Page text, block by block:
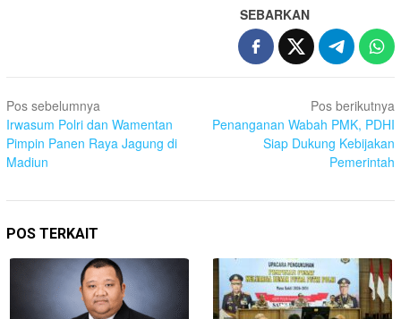
SEBARKAN
Navigasi
pos
Pos sebelumnya
Irwasum Polri dan Wamentan
Pimpin Panen Raya Jagung di
Madiun
Pos berikutnya
Penanganan Wabah PMK, PDHI
Siap Dukung Kebijakan
Pemerintah
POS TERKAIT